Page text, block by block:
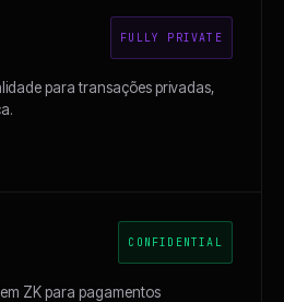
FULLY PRIVATE
para transações privadas,
CONFIDENTIAL
ZK para pagamentos